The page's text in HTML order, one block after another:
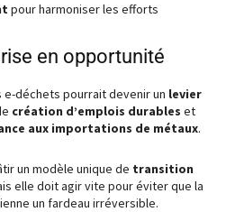
pour harmoniser les efforts
en opportunité
déchets pourrait devenir un levier
création d’emplois durables et
aux importations de métaux.
un modèle unique de transition
elle doit agir vite pour éviter que la
un fardeau irréversible.